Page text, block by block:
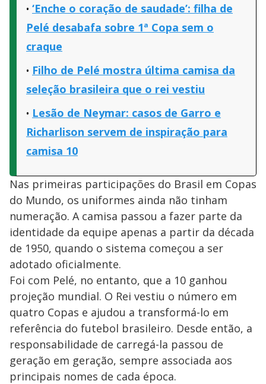
‘Enche o coração de saudade’: filha de
Pelé desabafa sobre 1ª Copa sem o
craque
Filho de Pelé mostra última camisa da
seleção brasileira que o rei vestiu
Lesão de Neymar: casos de Garro e
Richarlison servem de inspiração para
camisa 10
Nas primeiras participações do Brasil em Copas
do Mundo, os uniformes ainda não tinham
numeração. A camisa passou a fazer parte da
identidade da equipe apenas a partir da década
de 1950, quando o sistema começou a ser
adotado oficialmente.
Foi com Pelé, no entanto, que a 10 ganhou
projeção mundial. O Rei vestiu o número em
quatro Copas e ajudou a transformá-lo em
referência do futebol brasileiro. Desde então, a
responsabilidade de carregá-la passou de
geração em geração, sempre associada aos
principais nomes de cada época.